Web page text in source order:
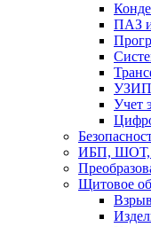
ПАЗ
УЗИП,
Учет
ИБП,
Щитовое